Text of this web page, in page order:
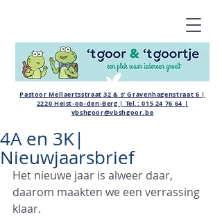
Pastoor Mellaertsstraat 32 & s' Gravenhagenstraat 6 |
2220 Heist-op-den-Berg | Tel.:015 24 76 64 |
vbshgoor@vbshgoor.be
4A en 3K|
Nieuwjaarsbrief
Het nieuwe jaar is alweer daar,
daarom maakten we een verrassing
klaar.